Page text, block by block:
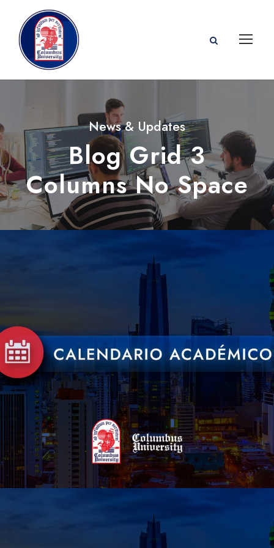
News & Updates
Blog Grid 3
Columns No Space
15 DE DICIEMBRE DE 2022 BY CUADMIN